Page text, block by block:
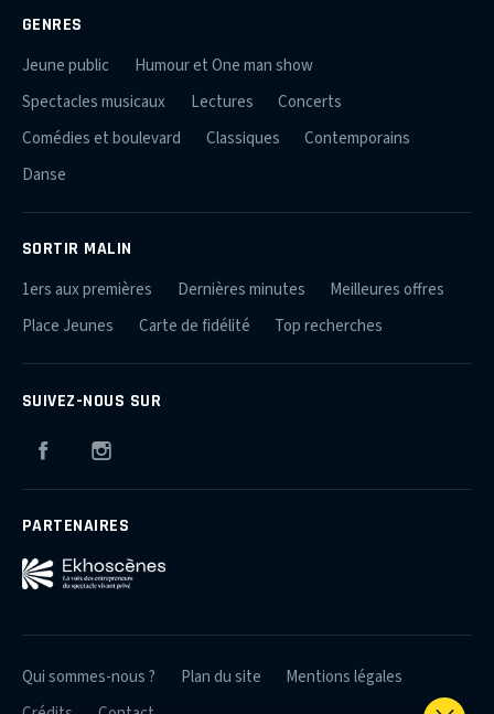
GENRES
Jeune public
Humour et One man show
Spectacles musicaux
Lectures
Concerts
Comédies et boulevard
Classiques
Contemporains
Danse
SORTIR MALIN
1ers aux premières Dernières minutes
Meilleures offres
Place Jeunes
Carte de fidélité Top recherches
SUIVEZ-NOUS SUR
Facebook
PARTENAIRES
Qui sommes-nous ? Plan du site
Mentions légales